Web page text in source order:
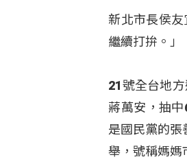
新北市長侯
繼續打拚。」
21號全台地
蔣萬安，抽
是國民黨的張
舉，號稱媽媽